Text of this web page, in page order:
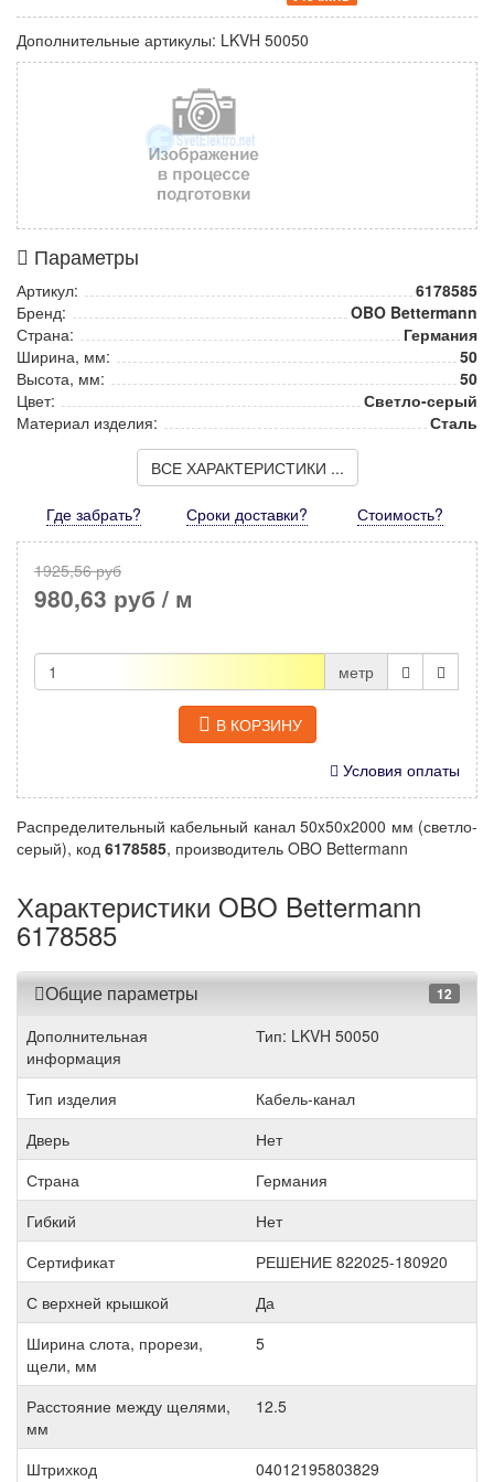
Дополнительные артикулы: LKVH 50050
Параметры
Артикул:
6178585
Бренд:
OBO Bettermann
Страна:
Германия
Ширина, мм:
50
Высота, мм:
50
Цвет:
Светло-серый
Материал изделия:
Сталь
ВСЕ ХАРАКТЕРИСТИКИ ...
Где забрать? Сроки доставки? Стоимость?
1925,56 руб
980,63 руб / м
метр
В КОРЗИНУ
Условия оплаты
Распределительный кабельный канал 50x50x2000 мм (светло-
серый), код 6178585, производитель OBO Bettermann
Характеристики OBO Bettermann
6178585
Общие параметры 12
Дополнительная
информация
Тип: LKVH 50050
Тип изделия
Кабель-канал
Дверь
Нет
Страна
Германия
Гибкий
Нет
Сертификат
РЕШЕНИЕ 822025-180920
С верхней крышкой
Да
Ширина слота, прорези,
щели, мм
5
Расстояние между щелями,
мм
12.5
Штрихкод
04012195803829